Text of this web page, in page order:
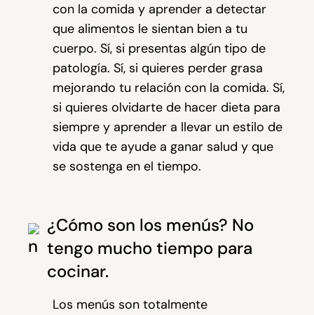
con la comida y aprender a detectar
que alimentos le sientan bien a tu
cuerpo. Sí, si presentas algún tipo de
patología. Sí, si quieres perder grasa
mejorando tu relación con la comida. Sí,
si quieres olvidarte de hacer dieta para
siempre y aprender a llevar un estilo de
vida que te ayude a ganar salud y que
se sostenga en el tiempo.
¿Cómo son los menús? No
tengo mucho tiempo para
cocinar.
Los menús son totalmente